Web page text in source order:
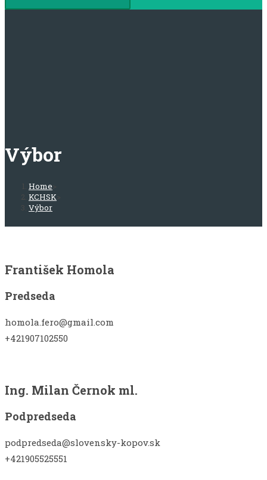
Výbor
Home>
KCHSK>
Výbor
František Homola
Predseda
homola.fero@gmail.com
+421907102550
Ing. Milan Černok ml.
Podpredseda
podpredseda@slovensky-kopov.sk
+421905525551